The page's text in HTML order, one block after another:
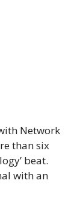
Network
than six
beat.
with an